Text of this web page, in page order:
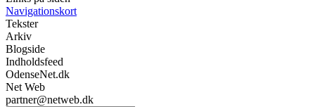
Navigationskort
Tekster
Arkiv
Blogside
Indholdsfeed
OdenseNet.dk
Net Web
partner@netweb.dk